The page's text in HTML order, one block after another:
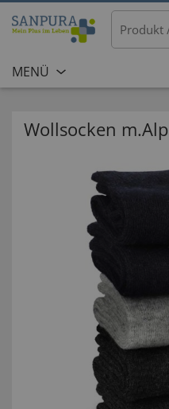
MENÜ
Wollsocken